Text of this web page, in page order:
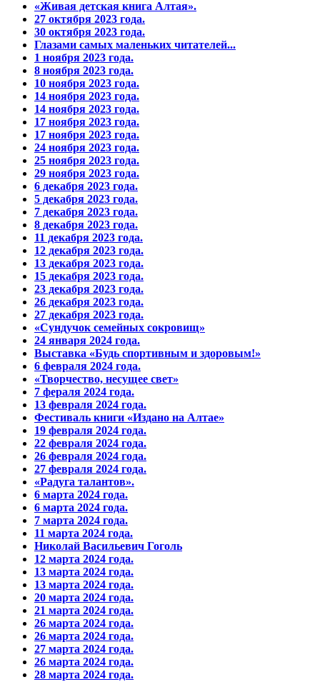
«Живая детская книга Алтая».
27 октября 2023 года.
30 октября 2023 года.
Глазами самых маленьких читателей...
1 ноября 2023 года.
8 ноября 2023 года.
10 ноября 2023 года.
14 ноября 2023 года.
14 ноября 2023 года.
17 ноября 2023 года.
17 ноября 2023 года.
24 ноября 2023 года.
25 ноября 2023 года.
29 ноября 2023 года.
6 декабря 2023 года.
5 декабря 2023 года.
7 декабря 2023 года.
8 декабря 2023 года.
11 декабря 2023 года.
12 декабря 2023 года.
13 декабря 2023 года.
15 декабря 2023 года.
23 декабря 2023 года.
26 декабря 2023 года.
27 декабря 2023 года.
«Сундучок семейных сокровищ»
24 января 2024 года.
Выставка «Будь спортивным и здоровым!»
6 февраля 2024 года.
«Творчество, несущее свет»
7 фераля 2024 года.
13 февраля 2024 года.
Фестиваль книги «Издано на Алтае»
19 февраля 2024 года.
22 февраля 2024 года.
26 февраля 2024 года.
27 февраля 2024 года.
«Радуга талантов».
6 марта 2024 года.
6 марта 2024 года.
7 марта 2024 года.
11 марта 2024 года.
Николай Васильевич Гоголь
12 марта 2024 года.
13 марта 2024 года.
13 марта 2024 года.
20 марта 2024 года.
21 марта 2024 года.
26 марта 2024 года.
26 марта 2024 года.
27 марта 2024 года.
26 марта 2024 года.
28 марта 2024 года.